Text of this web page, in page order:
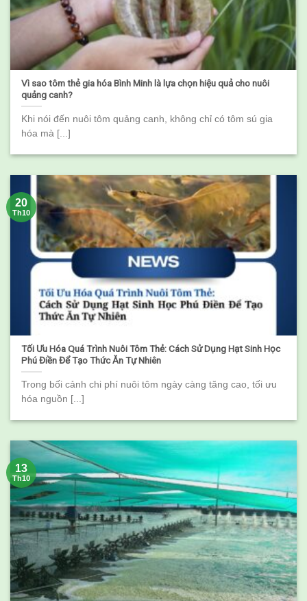
Vì sao tôm thẻ gia hóa Bình Minh là lựa chọn hiệu quả cho nuôi
quảng canh?
Khi nói đến nuôi tôm quảng canh, không chỉ có tôm sú gia
hóa mà [...]
Tối Ưu Hóa Quá Trình Nuôi Tôm Thẻ: Cách Sử Dụng Hạt Sinh Học
Phú Điền Để Tạo Thức Ăn Tự Nhiên
Trong bối cảnh chi phí nuôi tôm ngày càng tăng cao, tối ưu
hóa nguồn [...]
20
Th10
13
Th10